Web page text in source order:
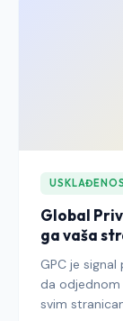
Global
ga vaša
GPC je
da odjednom
svim